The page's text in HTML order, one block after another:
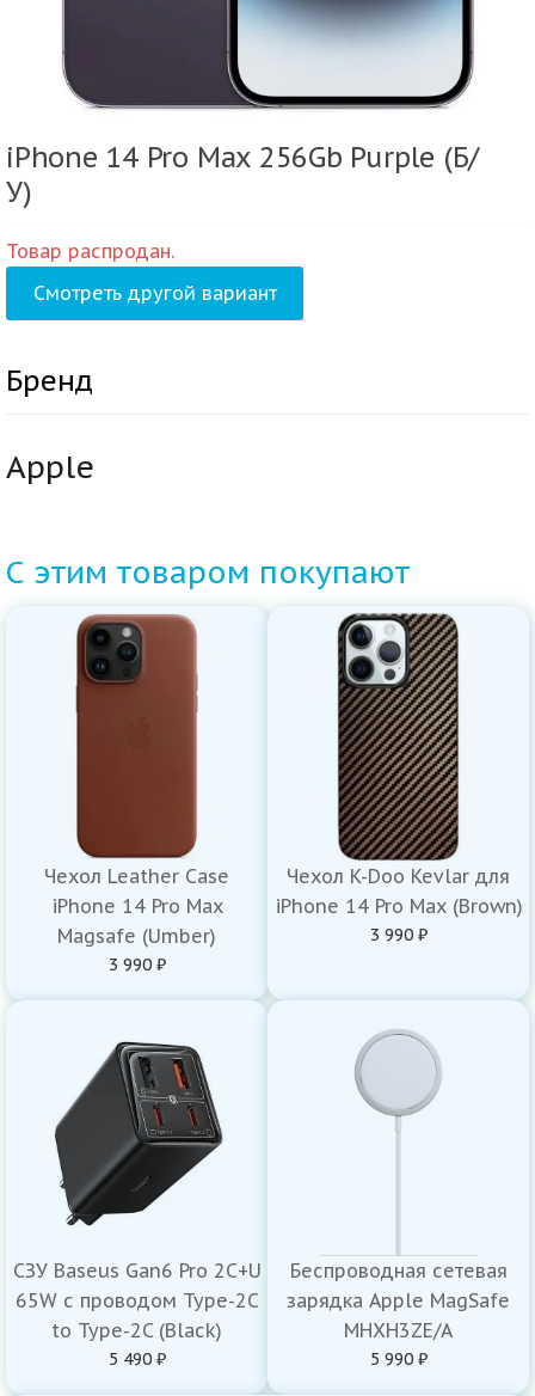
iPhone 14 Pro Max 256Gb Purple (Б/
У)
Товар распродан.
Смотреть другой вариант
Бренд
Apple
С этим товаром покупают
Чехол Leather Case
iPhone 14 Pro Max
Magsafe (Umber)
3 990 ₽
Чехол K-Doo Kevlar для
iPhone 14 Pro Max (Brown)
3 990 ₽
СЗУ Baseus Gan6 Pro 2C+U
65W с проводом Type-2C
to Type-2C (Black)
5 490 ₽
Беспроводная сетевая
зарядка Apple MagSafe
MHXH3ZE/A
5 990 ₽